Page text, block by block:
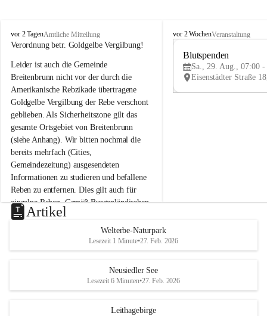
B
r
i
t
e
n
b
r
u
n
n
a
m
N
e
u
s
d
S
vor 2 TagenAmtliche Mitteilung
Verordnung betr. Goldgelbe Vergilbung!
Leider ist auch die Gemeinde
Breitenbrunn nicht vor der durch die
Amerikanische Rebzikade übertragene
Goldgelbe Vergilbung der Rebe verschont
geblieben. Als Sicherheitszone gilt das
gesamte Ortsgebiet von Breitenbrunn
(siehe Anhang). Wir bitten nochmal die
bereits mehrfach (Cities,
Gemeindezeitung) ausgesendeten
Informationen zu studieren und befallene
Reben zu entfernen. Dies gilt auch für
einzelne Reben. Gemäß Burgenländischen
Weinbaugesetz sind nicht gepflegte oder
unzulässige Weingärten zu roden! Bitte
helfen wir zusammen um unsere Winzer
vor den prognostizierten Ernteausfällen
und den daraus folgenden wirtschaftlichen
B
e
u
e
d
r
S
vor 2 WochenVeranstaltung
Blutspenden
Sa., 29. Aug., 07:00 -
Artikel
Welterbe-Naturpark
Lesezeit 1 Minute•27. Feb. 2026
Neusiedler See
Lesezeit 6 Minuten•27. Feb. 2026
Leithagebirge